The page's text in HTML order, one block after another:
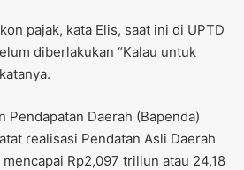
pajak, kata Elis, saat ini di UPTD
diberlakukan “Kalau untuk
Pendapatan Daerah (Bapenda)
realisasi Pendatan Asli Daerah
Rp2,097 triliun atau 24,18